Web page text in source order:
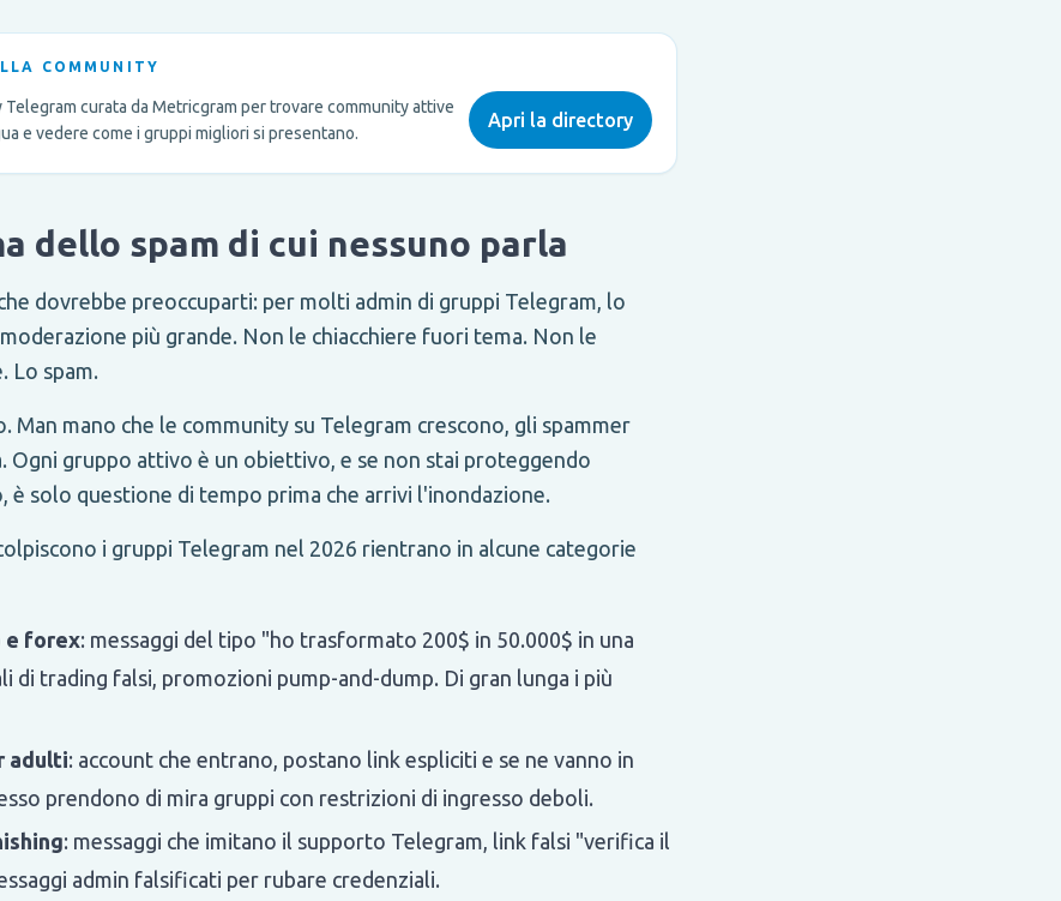
COMMUNITY
curata da Metricgram per trovare community attive
e vedere come i gruppi migliori si presentano.
Apri la directory
dello spam di cui nessuno parla
dovrebbe preoccuparti: per molti admin di gruppi Telegram, lo
più grande. Non le chiacchiere fuori tema. Non le
Lo spam.
Man mano che le community su Telegram crescono, gli spammer
Ogni gruppo attivo è un obiettivo, e se non stai proteggendo
è solo questione di tempo prima che arrivi l'inondazione.
i gruppi Telegram nel 2026 rientrano in alcune categorie
e forex: messaggi del tipo "ho trasformato 200$ in 50.000$ in una
di trading falsi, promozioni pump-and-dump. Di gran lunga i più
adulti: account che entrano, postano link espliciti e se ne vanno in
prendono di mira gruppi con restrizioni di ingresso deboli.
: messaggi che imitano il supporto Telegram, link falsi "verifica il
admin falsificati per rubare credenziali.